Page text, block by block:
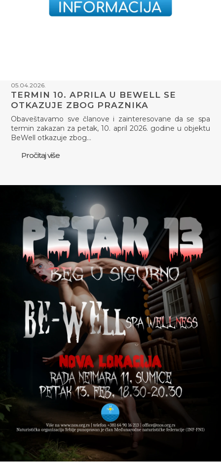
05.04.2026.
TERMIN 10. APRILA U BEWELL SE
OTKAZUJE ZBOG PRAZNIKA
Obaveštavamo sve članove i zainteresovane da se spa
termin zakazan za petak, 10. april 2026. godine u objektu
BeWell otkazuje zbog…
Pročitaj više